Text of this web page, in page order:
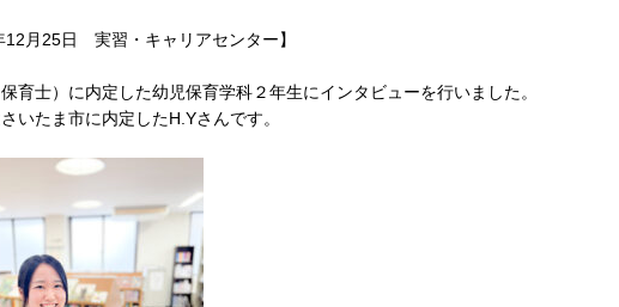
12月25日 実習・キャリアセンター】
育士）に内定した幼児保育学科２年生にインタビューを行いました。
いたま市に内定したH.Yさんです。